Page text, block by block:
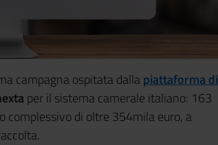
campagna ospitata dallapiattaforma di
per il sistema camerale italiano: 163
di oltre 354mila euro, a